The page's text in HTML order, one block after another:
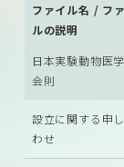
ファイル名 / フ
ルの説明
日本実験動物医
会則
設立に関する申
わせ